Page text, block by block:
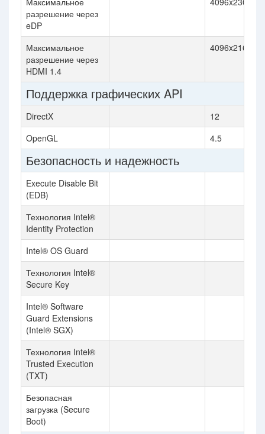
разрешение через
eDP
Максимальное
разрешение через
HDMI 1.4
Поддержка графических API
DirectX
12
OpenGL
4.5
Безопасность и надежность
Execute Disable Bit
(EDB)
Технология Intel®
Identity Protection
Intel® OS Guard
Технология Intel®
Secure Key
Intel® Software
Guard Extensions
(Intel® SGX)
Технология Intel®
Trusted Execution
(TXT)
Безопасная
загрузка (Secure
Boot)